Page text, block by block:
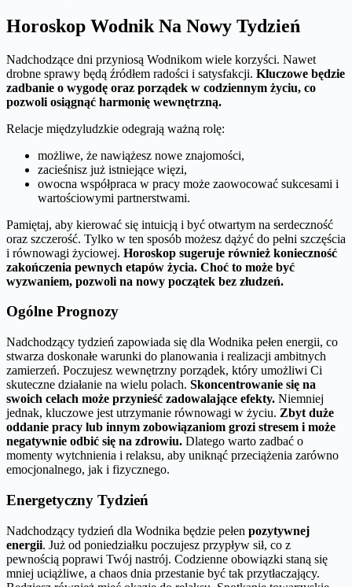
Horoskop Wodnik Na Nowy Tydzień
Nadchodzące dni przyniosą Wodnikom wiele korzyści. Nawet
drobne sprawy będą źródłem radości i satysfakcji. Kluczowe będzie
zadbanie o wygodę oraz porządek w codziennym życiu, co
pozwoli osiągnąć harmonię wewnętrzną.
Relacje międzyludzkie odegrają ważną rolę:
możliwe, że nawiążesz nowe znajomości,
zacieśnisz już istniejące więzi,
owocna współpraca w pracy może zaowocować sukcesami i
wartościowymi partnerstwami.
Pamiętaj, aby kierować się intuicją i być otwartym na serdeczność
oraz szczerość. Tylko w ten sposób możesz dążyć do pełni szczęścia
i równowagi życiowej. Horoskop sugeruje również konieczność
zakończenia pewnych etapów życia. Choć to może być
wyzwaniem, pozwoli na nowy początek bez złudzeń.
Ogólne Prognozy
Nadchodzący tydzień zapowiada się dla Wodnika pełen energii, co
stwarza doskonałe warunki do planowania i realizacji ambitnych
zamierzeń. Poczujesz wewnętrzny porządek, który umożliwi Ci
skuteczne działanie na wielu polach. Skoncentrowanie się na
swoich celach może przynieść zadowalające efekty. Niemniej
jednak, kluczowe jest utrzymanie równowagi w życiu. Zbyt duże
oddanie pracy lub innym zobowiązaniom grozi stresem i może
negatywnie odbić się na zdrowiu. Dlatego warto zadbać o
momenty wytchnienia i relaksu, aby uniknąć przeciążenia zarówno
emocjonalnego, jak i fizycznego.
Energetyczny Tydzień
Nadchodzący tydzień dla Wodnika będzie pełen pozytywnej
energii. Już od poniedziałku poczujesz przypływ sił, co z
pewnością poprawi Twój nastrój. Codzienne obowiązki staną się
mniej uciążliwe, a chaos dnia przestanie być tak przytłaczający.